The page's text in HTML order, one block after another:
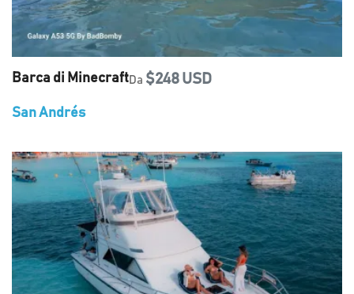
Barca di MinecraftDa $248 USD
San Andrés